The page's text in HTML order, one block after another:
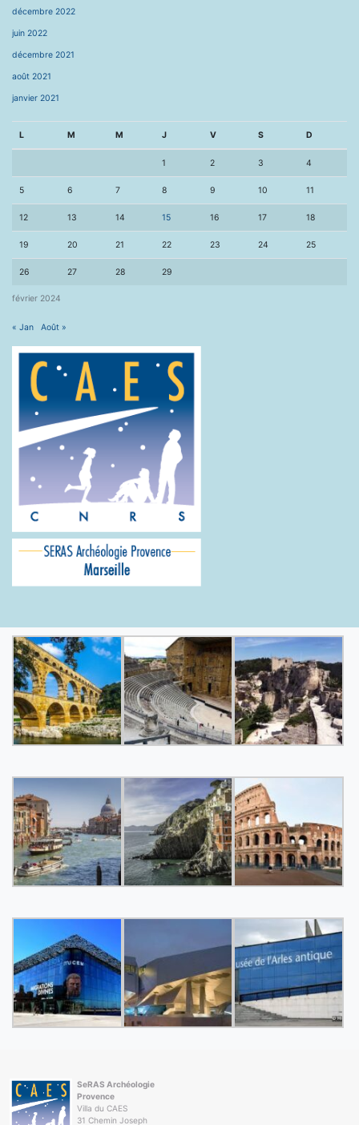
décembre 2022
juin 2022
décembre 2021
août 2021
janvier 2021
février 2024
L M M J V S D
1 2 3 4
5 6 7 8 9 10 11
12 13 14 15 16 17 18
19 20 21 22 23 24 25
26 27 28 29
« Jan Août »
SeRAS Archéologie
Provence
Villa du CAES
31 Chemin Joseph